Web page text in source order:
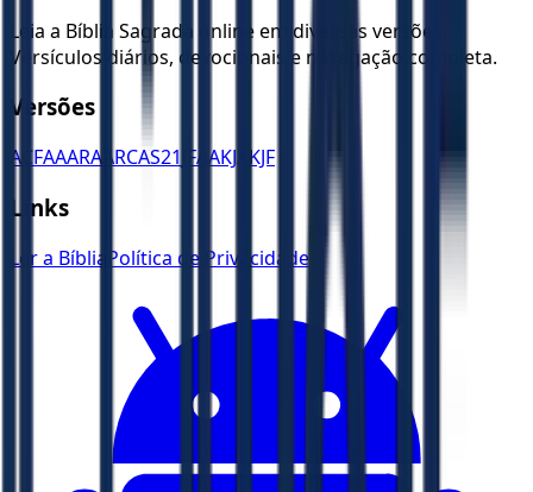
Leia a Bíblia Sagrada online em diversas versões.
Versículos diários, devocionais e navegação completa.
Versões
ACFAAARA ARCAS21 JFAAKJA KJF
Links
Ler a Bíblia Política de Privacidade